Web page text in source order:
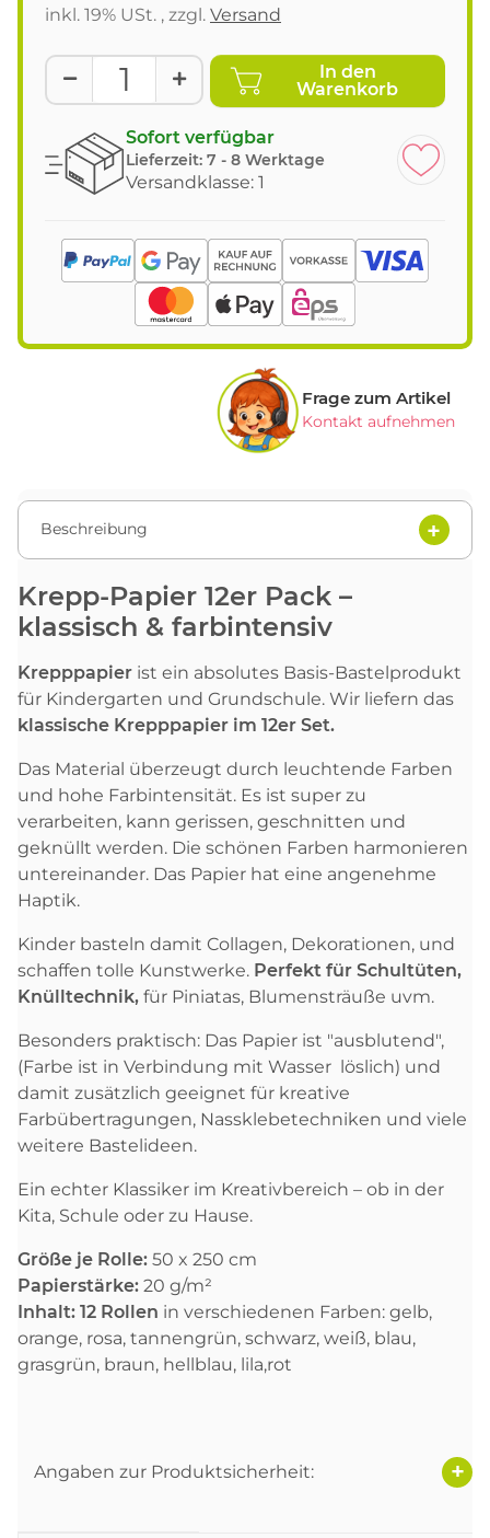
inkl. 19% USt. , zzgl. Versand
In den
Warenkorb
Sofort verfügbar
Lieferzeit: 7 - 8 Werktage
Versandklasse: 1
Frage zum Artikel
Kontakt aufnehmen
Beschreibung
Krepp-Papier 12er Pack –
klassisch & farbintensiv
Krepppapier ist ein absolutes Basis-Bastelprodukt
für Kindergarten und Grundschule. Wir liefern das
klassische Krepppapier im 12er Set.
Das Material überzeugt durch leuchtende Farben
und hohe Farbintensität. Es ist super zu
verarbeiten, kann gerissen, geschnitten und
geknüllt werden. Die schönen Farben harmonieren
untereinander. Das Papier hat eine angenehme
Haptik.
Kinder basteln damit Collagen, Dekorationen, und
schaffen tolle Kunstwerke. Perfekt für Schultüten,
Knülltechnik, für Piniatas, Blumensträuße uvm.
Besonders praktisch: Das Papier ist "ausblutend",
(Farbe ist in Verbindung mit Wasser löslich) und
damit zusätzlich geeignet für kreative
Farbübertragungen, Nassklebetechniken und viele
weitere Bastelideen.
Ein echter Klassiker im Kreativbereich – ob in der
Kita, Schule oder zu Hause.
Größe je Rolle: 50 x 250 cm
Papierstärke: 20 g/m²
Inhalt: 12 Rollen in verschiedenen Farben: gelb,
orange, rosa, tannengrün, schwarz, weiß, blau,
grasgrün, braun, hellblau, lila,rot
Angaben zur Produktsicherheit: